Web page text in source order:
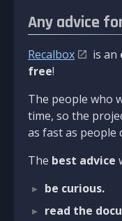
Any advice
Recalbox is an
free!
The people who
time, so the
as fast as
The best advice
be curious.
read the